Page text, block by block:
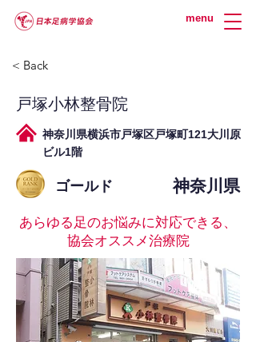
menu
< Back
戸塚小林整骨院
神奈川県横浜市戸塚区戸塚町121大川原
ビル1階
ゴールド 神奈川県
あらゆる足のお悩みに対応できる、
協会オススメ治療院